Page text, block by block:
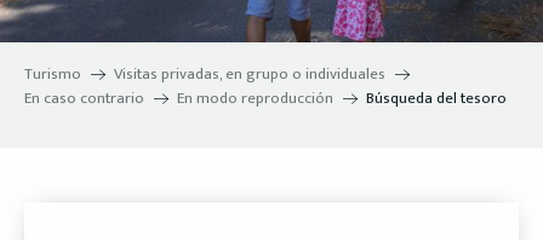
Turismo
Visitas privadas, en grupo o individuales
En caso contrario
En modo reproducción Búsqueda del tesoro